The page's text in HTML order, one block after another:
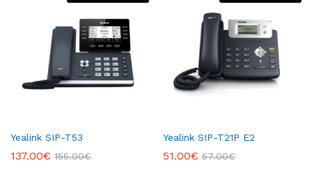
Yealink SIP-T53
137.00€ 155.00€
Yealink SIP-T21P E2
51.00€ 57.00€